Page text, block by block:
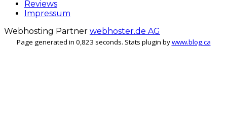
Reviews
Impressum
Webhosting Partner webhoster.de AG
Page generated in 0,823 seconds. Stats plugin bywww.blog.ca